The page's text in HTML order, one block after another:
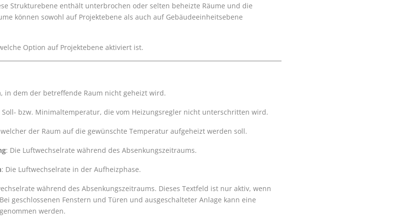
Strukturebene enthält unterbrochen oder selten beheizte Räume und die
können sowohl auf Projektebene als auch auf Gebäudeeinheitsebene
Option auf Projektebene aktiviert ist.
in dem der betreffende Raum nicht geheizt wird.
Soll- bzw. Minimaltemperatur, die vom Heizungsregler nicht unterschritten wird.
der Raum auf die gewünschte Temperatur aufgeheizt werden soll.
: Die Luftwechselrate während des Absenkungszeitraums.
: Die Luftwechselrate in der Aufheizphase.
während des Absenkungszeitraums. Dieses Textfeld ist nur aktiv, wenn
geschlossenen Fenstern und Türen und ausgeschalteter Anlage kann eine
werden.